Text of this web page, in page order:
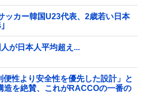
ッカー韓国U23代表、2歳若い日本
が日本人平均超え...
便性より安全性を優先した設計」と
造を絶賛、これがRACCOの一番の